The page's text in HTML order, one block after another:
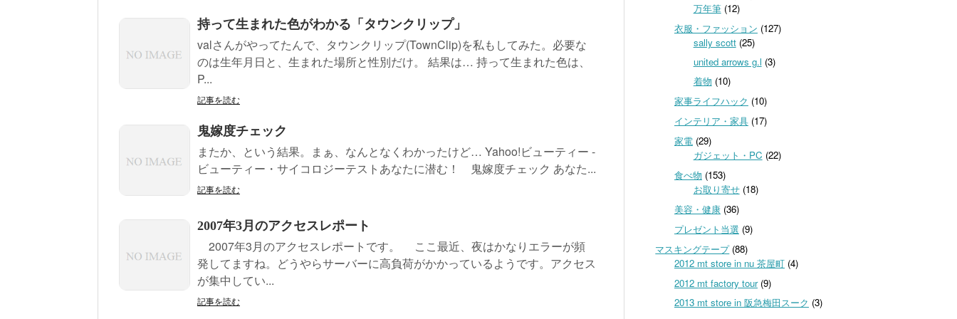
持って生まれた色がわかる「タウンクリップ」
valさんがやってたんで、タウンクリップ(TownClip)を私もしてみた。必要な
のは生年月日と、生まれた場所と性別だけ。 結果は… 持って生まれた色は、
P...
記事を読む
鬼嫁度チェック
またか、という結果。まぁ、なんとなくわかったけど… Yahoo!ビューティー -
ビューティー・サイコロジーテストあなたに潜む！ 鬼嫁度チェック あなた...
記事を読む
2007年3月のアクセスレポート
2007年3月のアクセスレポートです。 ここ最近、夜はかなりエラーが頻
発してますね。どうやらサーバーに高負荷がかかっているようです。アクセス
が集中してい...
記事を読む
万年筆(12)
衣服・ファッション (127)
sally scott(25)
united arrows g.l (3)
着物 (10)
家事ライフハック (10)
インテリア・家具(17)
家電(29)
ガジェット・PC (22)
食べ物 (153)
お取り寄せ(18)
美容・健康(36)
プレゼント当選 (9)
マスキングテープ(88)
2012 mt store in nu 茶屋町(4)
2012 mt factory tour(9)
2013 mt store in 阪急梅田スーク (3)